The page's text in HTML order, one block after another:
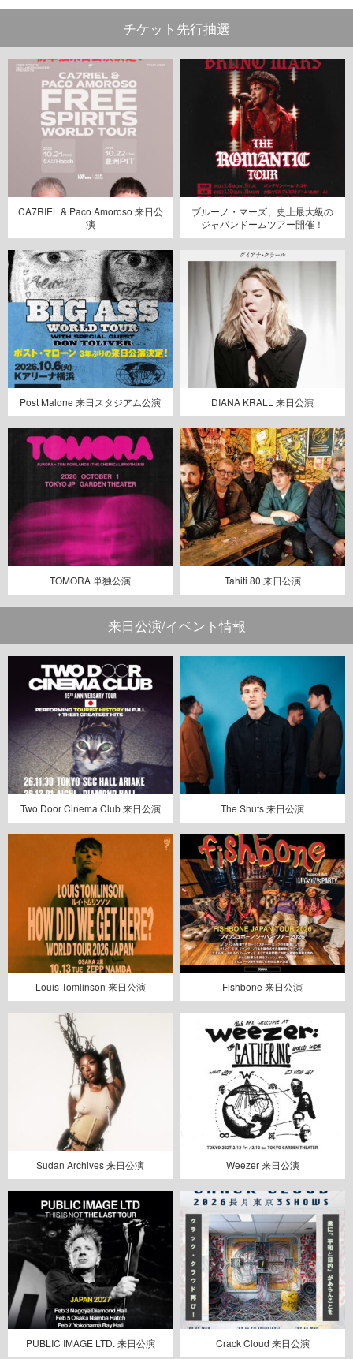
チケット先行抽選
CA7RIEL & Paco Amoroso 来日公
演
ブルーノ・マーズ、史上最大級の
ジャパンドームツアー開催！
Post Malone 来日スタジアム公演 DIANA KRALL 来日公演
TOMORA 単独公演 Tahiti 80 来日公演
来日公演/イベント情報
Two Door Cinema Club 来日公演 The Snuts 来日公演
Louis Tomlinson 来日公演 Fishbone 来日公演
Sudan Archives 来日公演 Weezer 来日公演
PUBLIC IMAGE LTD. 来日公演 Crack Cloud 来日公演